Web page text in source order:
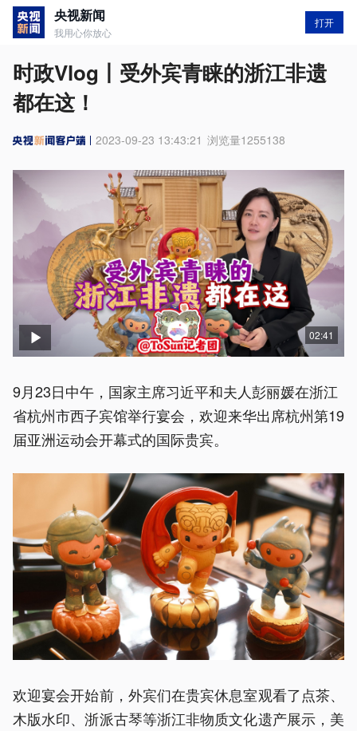
央视新闻
我用心你放心
打开
时政Vlog丨受外宾青睐的浙江非遗
都在这！
2023-09-23 13:43:21 浏览量1255138
02:41
9月23日中午，国家主席习近平和夫人彭丽媛在浙江
省杭州市西子宾馆举行宴会，欢迎来华出席杭州第19
届亚洲运动会开幕式的国际贵宾。
欢迎宴会开始前，外宾们在贵宾休息室观看了点茶、
木版水印、浙派古琴等浙江非物质文化遗产展示，美